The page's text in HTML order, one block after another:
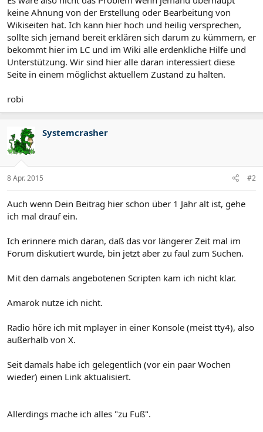
keine Ahnung von der Erstellung oder Bearbeitung von
Wikiseiten hat. Ich kann hier hoch und heilig versprechen,
sollte sich jemand bereit erklären sich darum zu kümmern, er
bekommt hier im LC und im Wiki alle erdenkliche Hilfe und
Unterstützung. Wir sind hier alle daran interessiert diese
Seite in einem möglichst aktuellem Zustand zu halten.
robi
Systemcrasher
8 Apr. 2015 #2
Auch wenn Dein Beitrag hier schon über 1 Jahr alt ist, gehe
ich mal drauf ein.
Ich erinnere mich daran, daß das vor längerer Zeit mal im
Forum diskutiert wurde, bin jetzt aber zu faul zum Suchen.
Mit den damals angebotenen Scripten kam ich nicht klar.
Amarok nutze ich nicht.
Radio höre ich mit mplayer in einer Konsole (meist tty4), also
außerhalb von X.
Seit damals habe ich gelegentlich (vor ein paar Wochen
wieder) einen Link aktualisiert.
Allerdings mache ich alles "zu Fuß".